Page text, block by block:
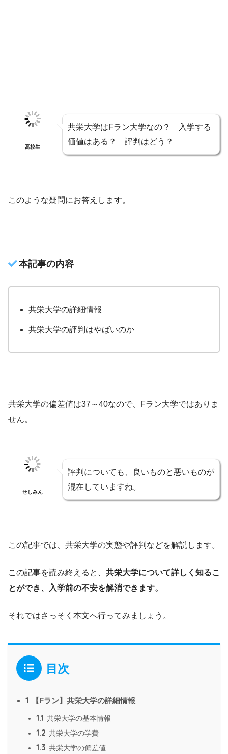
高校生
共栄大学はFラン大学なの？ 入学する
価値はある？ 評判はどう？
このような疑問にお答えします。
本記事の内容
共栄大学の詳細情報
共栄大学の評判はやばいのか
共栄大学の偏差値は37～40なので、Fラン大学ではありま
せん。
せしみん
評判についても、良いものと悪いものが
混在していますね。
この記事では、共栄大学の実態や評判などを解説します。
この記事を読み終えると、 共栄大学について詳しく知るこ
とができ、入学前の不安を解消できます。
それではさっそく本文へ行ってみましょう。
目次
1 【Fラン】共栄大学の詳細情報
1.1 共栄大学の基本情報
1.2 共栄大学の学費
1.3 共栄大学の偏差値